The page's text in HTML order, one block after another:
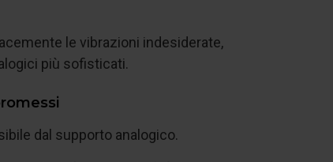
le vibrazioni indesiderate,
più sofisticati.
dal supporto analogico.